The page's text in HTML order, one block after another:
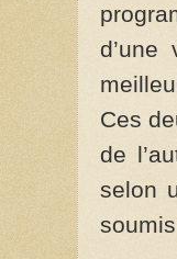
d’une
Ces
de
selon